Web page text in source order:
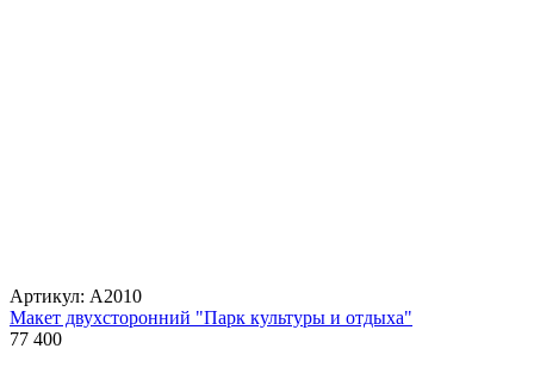
Артикул: А2010
Макет двухсторонний "Парк культуры и отдыха"
77 400